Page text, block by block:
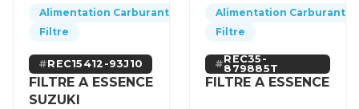
Alimentation Carburant
Filtre
REC15412-93J10
FILTRE A ESSENCE
SUZUKI
Alimentation Carburant
Filtre
REC35-
879885T
FILTRE A ESSENCE